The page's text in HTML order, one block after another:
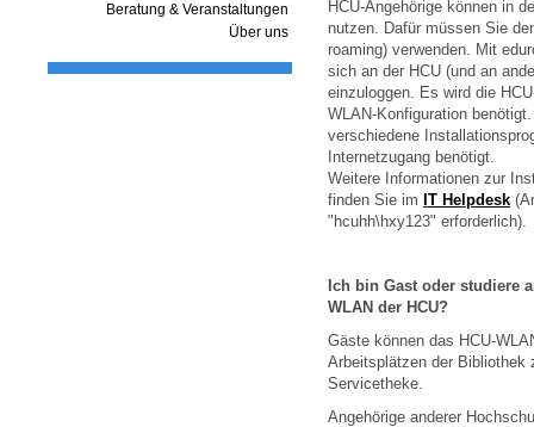
Beratung & Veranstaltungen
Über uns
HCU-Angehörige können in
nutzen. Dafür müssen Sie
roaming) verwenden. Mit
sich an der HCU (und an
einzuloggen. Es wird die
WLAN-Konfiguration
verschiedene
Internetzugang benötigt.
Weitere Informationen zur
finden Sie im IT Helpdesk
"hcuhh\hxy123" erforderlich).
Ich bin Gast oder studiere
WLAN der HCU?
Gäste können das HCU-
Arbeitsplätzen der Bibliothek
Servicetheke.
Angehörige anderer